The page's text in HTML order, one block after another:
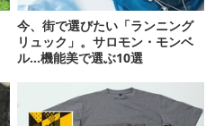
今、街で選びたい「ランニング
リュック」。サロモン・モンベ
ル…機能美で選ぶ10選